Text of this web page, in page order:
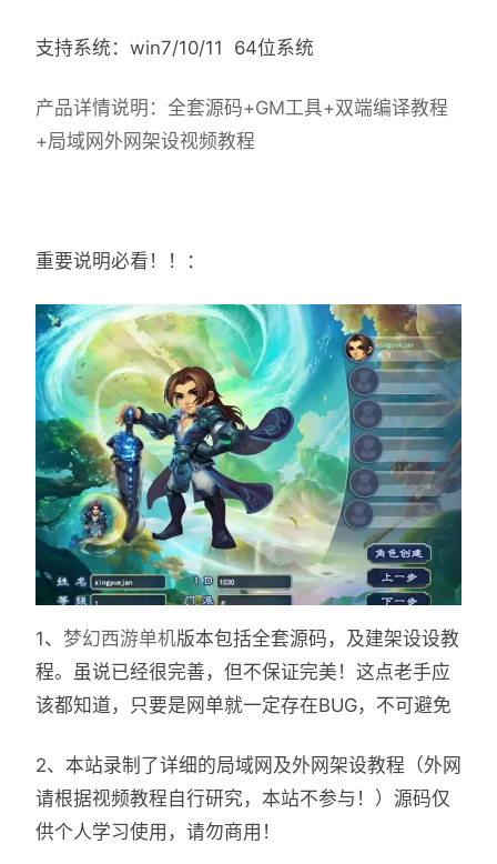
支持系统：win7/10/11 64位系统
产品详情说明：全套源码+GM工具+双端编译教程
+局域网外网架设视频教程
重要说明必看！！：
1、 梦幻西游单机版本包括全套源码，及建架设设教
程。虽说已经很完善，但不保证完美！这点老手应
该都知道，只要是网单就一定存在BUG，不可避免
2、本站录制了详细的局域网及外网架设教程（外网
请根据视频教程自行研究，本站不参与！）源码仅
供个人学习使用，请勿商用！